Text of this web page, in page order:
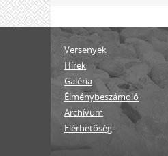
Versenyek
Hírek
Galéria
Élménybeszámoló
Archívum
Elérhetőség